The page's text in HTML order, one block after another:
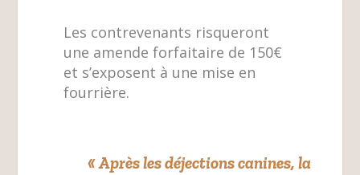
Les contrevenants risqueront
une amende forfaitaire de 150€
et s’exposent à une mise en
fourrière.
«Après les déjections canines, la